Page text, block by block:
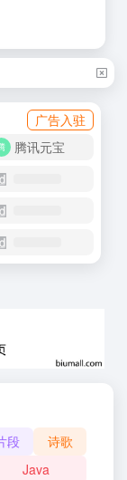
广告入驻
腾讯元宝
段
诗歌
Java